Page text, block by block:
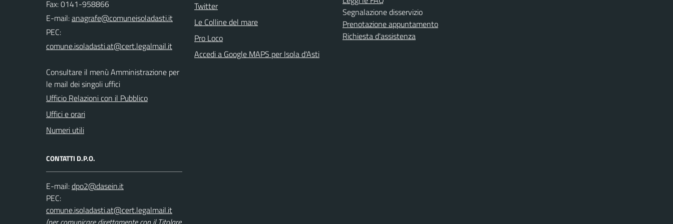
Fax: 0141-958866
E-mail:
PEC:
Consultare il menù Amministrazione per
le mail dei singoli uffici
Ufficio Relazioni con il Pubblico
Uffici e orari
Numeri utili
CONTATTI D.P.O.
E-mail:
PEC:
Twitter
Le Colline del mare
Pro Loco
Accedi a Google MAPS per Isola d'Asti
Segnalazione disservizio
Prenotazione appuntamento
Richiesta d'assistenza